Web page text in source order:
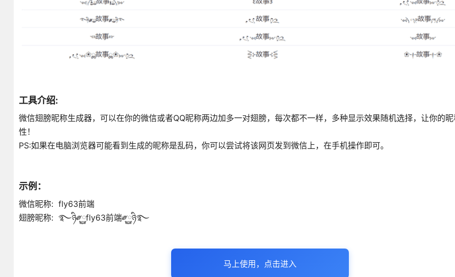
工具介绍:
微信翅膀昵称生成器，可以在你的微信或者QQ昵称两边加多一对翅膀，每次都不一样，多种显示效果随机选择，让你的
性！
PS:如果在电脑浏览器可能看到生成的昵称是乱码，你可以尝试将该网页发到微信上，在手机操作即可。
示例：
微信昵称: fly63前端
翅膀昵称: ࿐ཉི༗࿆fly63前端༗࿆ཉི࿐
马上使用，点击进入